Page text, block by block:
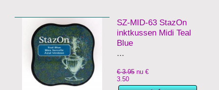
SZ-MID-63 StazOn
inktkussen Midi Teal
Blue
...
€ 3.95 nu €
3.50